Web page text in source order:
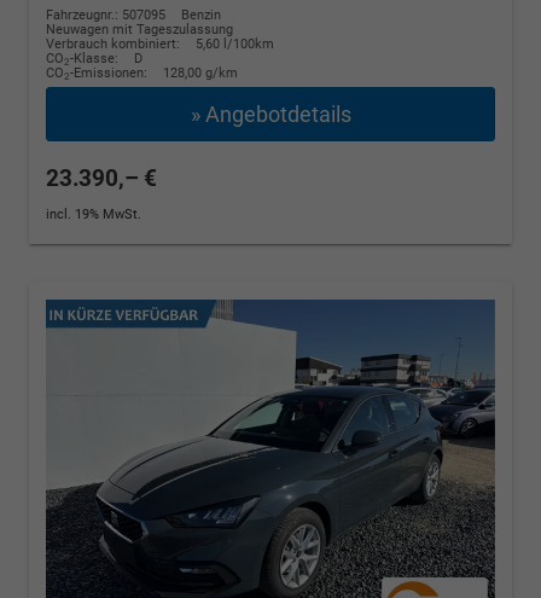
Fahrzeugnr.: 507095
Benzin
Neuwagen mit Tageszulassung
Verbrauch kombiniert:
5,60 l/100km
CO2-Klasse:
D
CO2-Emissionen: 128,00 g/km
» Angebotdetails
23.390,– €
incl. 19% MwSt.